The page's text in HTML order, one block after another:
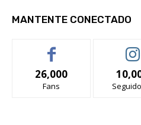
MANTENTE CONECTADO
26,000
Fans